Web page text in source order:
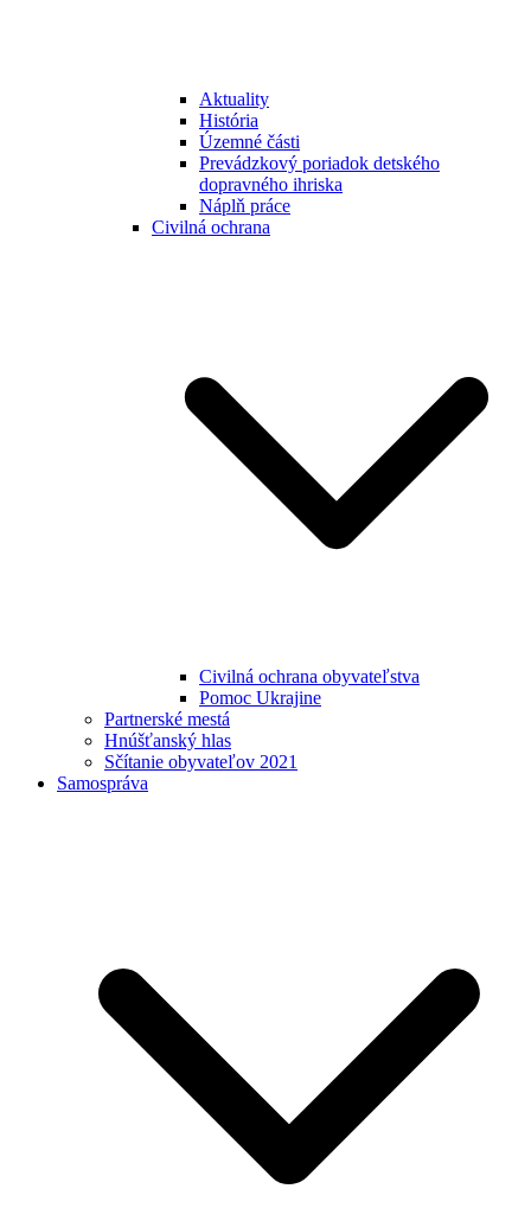
Aktuality
História
Územné části
Prevádzkový poriadok detského
dopravného ihriska
Náplň práce
Civilná ochrana
Civilná ochrana obyvateľstva
Pomoc Ukrajine
Partnerské mestá
Hnúšťanský hlas
Sčítanie obyvateľov 2021
Samospráva